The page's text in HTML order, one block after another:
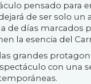
pensado para
de ser solo
de días marcados
la esencia del
grandes
con una